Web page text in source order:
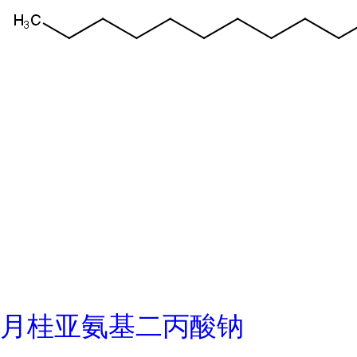
月桂亚氨基二丙酸钠